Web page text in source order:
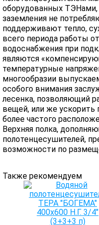
оборудованных
заземления не
поддерживают тепло,
всего периода работы
водоснабжения при
являются
температурные
многообразии
особого внимания
лесенка, позволяющий
вещей, или же ускорить
более частого
Верхняя полка,
полотенцесушителей,
возможности по
Также рекомендуем